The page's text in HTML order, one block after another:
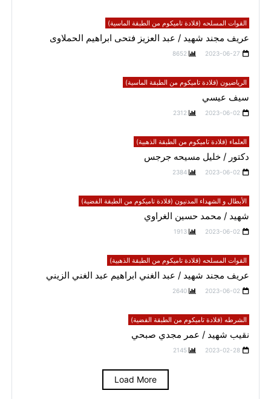
القوات المسلحه (قلادة تاميكوم من الطبقة الماسية)
عريف مجند شهيد / عبد العزيز فتحى ابراهيم الحملاوى
2023-06-27
8652
الرياضيون (قلادة تاميكوم من الطبقة الماسية)
سيف عيسي
2023-06-02
2312
العلماء (قلادة تاميكوم من الطبقة الذهبية)
دكتور / خليل مسيحه جرجس
2023-06-02
2384
الأبطال و الشهداء المدنيون (قلادة تاميكوم من الطبقة الفضية)
شهيد / محمد حسين الغراوي
2023-06-02
1913
القوات المسلحه (قلادة تاميكوم من الطبقة الذهبية)
عريف مجند شهيد / عبد الغني ابراهيم عبد الغني الزيني
2023-06-02
2640
الشرطه (قلادة تاميكوم من الطبقة الفضية)
نقيب شهيد / عمر مجدي صبحي
2023-02-28
2145
Load More